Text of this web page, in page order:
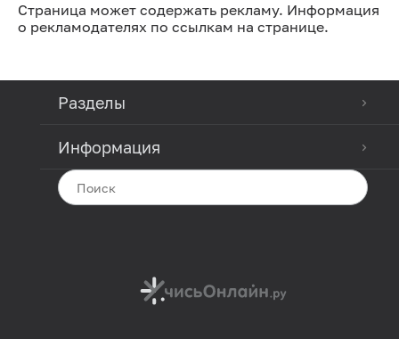
Страница может содержать рекламу. Информация
о рекламодателях по ссылкам на странице.
Разделы
Информация